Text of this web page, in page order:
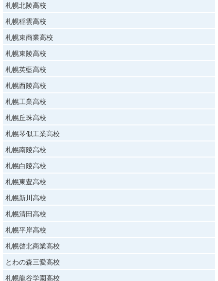
札幌北陵高校
札幌稲雲高校
札幌東商業高校
札幌東陵高校
札幌英藍高校
札幌西陵高校
札幌工業高校
札幌丘珠高校
札幌琴似工業高校
札幌南陵高校
札幌白陵高校
札幌東豊高校
札幌新川高校
札幌清田高校
札幌平岸高校
札幌啓北商業高校
とわの森三愛高校
札幌龍谷学園高校